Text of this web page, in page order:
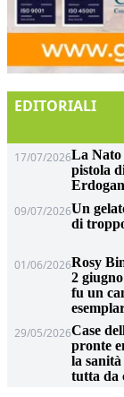
EDITORIALI
17/07/2026La Nato
pistola
Erdogan
09/07/2026Un
di
01/06/2026Rosy
2
fu un
29/05/2026Case
pronte
la
tutta da